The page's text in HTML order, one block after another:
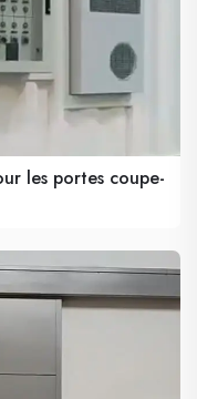
les portes coupe-